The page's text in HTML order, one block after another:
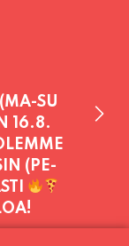
SU
16.8.
(PE-